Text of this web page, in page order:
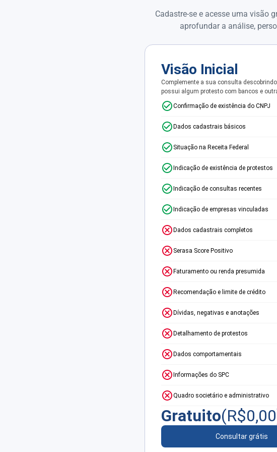
Cadastre-se e acesse uma visão
aprofundar a análise,
Visão Inicial
Complemente a sua consulta descobrindo
possui algum protesto com bancos e
Confirmação de existência do CNPJ
Dados cadastrais básicos
Situação na Receita Federal
Indicação de existência de protestos
Indicação de consultas recentes
Indicação de empresas vinculadas
Dados cadastrais completos
Serasa Score Positivo
Faturamento ou renda presumida
Recomendação e limite de crédito
Dívidas, negativas e anotações
Detalhamento de protestos
Dados comportamentais
Informações do SPC
Quadro societário e administrativo
Gratuito(R$0,00
Consultar grátis